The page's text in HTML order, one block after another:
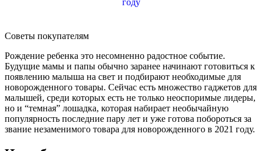
Советы покупателям
Рождение ребенка это несомненно радостное событие.
Будущие мамы и папы обычно заранее начинают готовиться к
появлению малыша на свет и подбирают необходимые для
новорожденного товары. Сейчас есть множество гаджетов для
малышей, среди которых есть не только неоспоримые лидеры,
но и “темная” лошадка, которая набирает необычайную
популярность последние пару лет и уже готова побороться за
звание незаменимого товара для новорожденного в 2021 году.